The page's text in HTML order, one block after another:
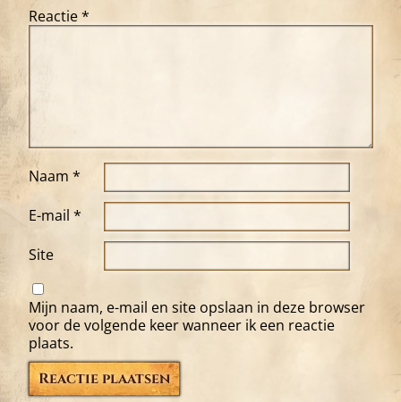
Reactie*
Naam *
E-mail *
Site
Mijn naam, e-mail en site opslaan in deze browser
voor de volgende keer wanneer ik een reactie
plaats.